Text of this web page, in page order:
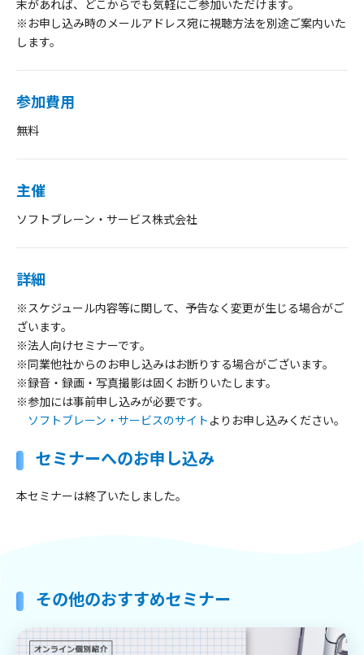
末があれば、どこからでも気軽にご参加いただけます。
※お申し込み時のメールアドレス宛に視聴方法を別途ご案内いた
します。
参加費用
無料
主催
ソフトブレーン・サービス株式会社
詳細
※スケジュール内容等に関して、予告なく変更が生じる場合がご
ざいます。
※法人向けセミナーです。
※同業他社からのお申し込みはお断りする場合がございます。
※録音・録画・写真撮影は固くお断りいたします。
※参加には事前申し込みが必要です。
ソフトブレーン・サービスのサイト よりお申し込みください。
セミナーへのお申し込み
本セミナーは終了いたしました。
その他のおすすめセミナー